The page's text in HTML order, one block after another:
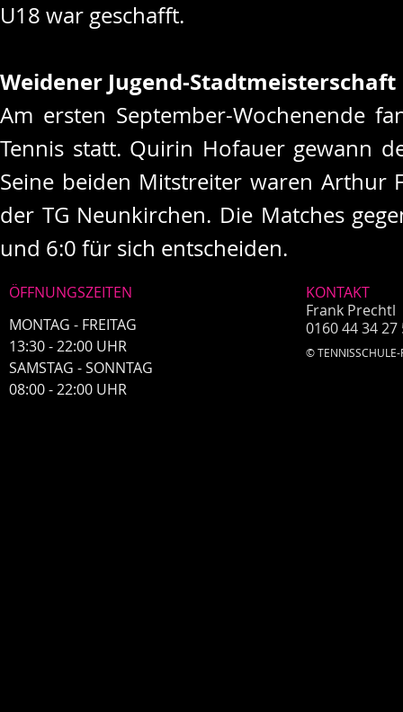
U18 war geschafft.
Weidener Jugend-Stadtmeisterschaft
Am ersten September-Wochenende
Tennis statt. Quirin Hofauer gewann
Seine beiden Mitstreiter waren Arthur
der TG Neunkirchen. Die Matches
und 6:0 für sich entscheiden.
ÖFFNUNGSZEITEN
MONTAG - FREITAG
13:30 - 22:00 UHR
​SAMSTAG - SONNTAG
​08:00 - 22:00 UHR
KONTAKT
Frank Prechtl
0160 44 34 27
©